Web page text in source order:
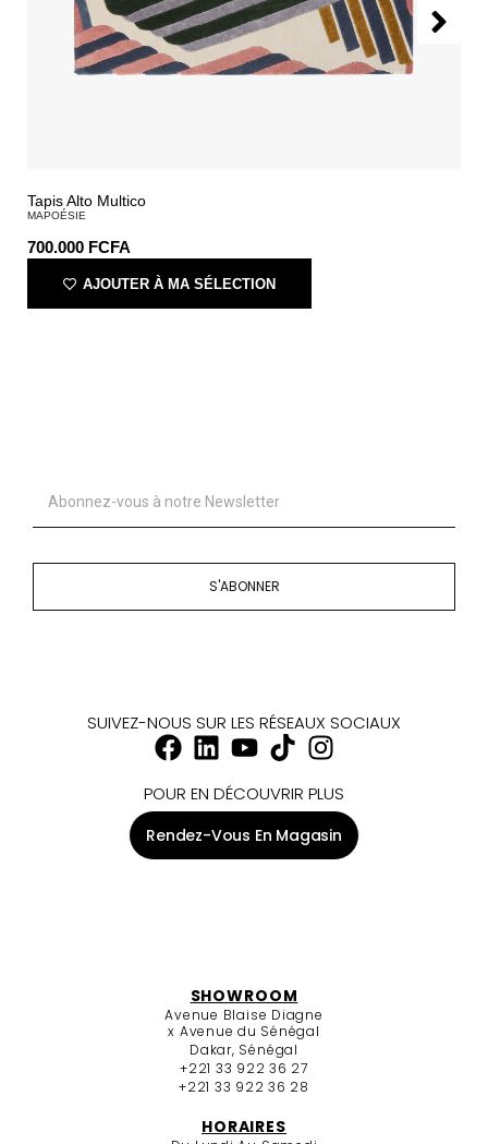
Tapis Alto Multico
MAPOÉSIE
700.000 FCFA
AJOUTER À MA SÉLECTION
S'ABONNER
SUIVEZ-NOUS SUR LES RÉSEAUX SOCIAUX
POUR EN DÉCOUVRIR PLUS
Rendez-Vous En Magasin
SHOWROOM
Avenue Blaise Diagne
x Avenue du Sénégal
Dakar, Sénégal
+221 33 922 36 27
+221 33 922 36 28
HORAIRES